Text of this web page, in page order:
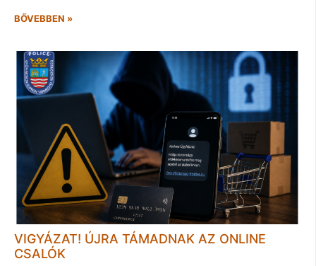
BŐVEBBEN »
VIGYÁZAT! ÚJRA TÁMADNAK AZ ONLINE
CSALÓK